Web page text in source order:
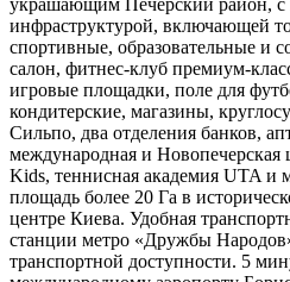
украшающим Печерский район, с
инфраструктурой, включающей
спортивные, образовательные и
салон, фитнес-клуб премиум-
игровые площадки, поле для
кондитерские, магазины,
Сильпо, два отделения банков,
международная и Новопечерская
Kids, теннисная академия UTA и
площадь более 20 Га в
центре Киева. Удобная
станции метро «Дружбы
транспортной доступности. 5